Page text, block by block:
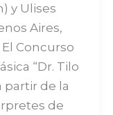
y Ulises
Aires,
Concurso
“Dr. Tilo
partir de la
de